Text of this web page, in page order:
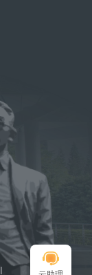
切换到